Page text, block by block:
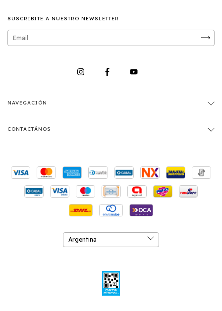
SUSCRIBITE A NUESTRO NEWSLETTER
NAVEGACIÓN
CONTACTÁNOS